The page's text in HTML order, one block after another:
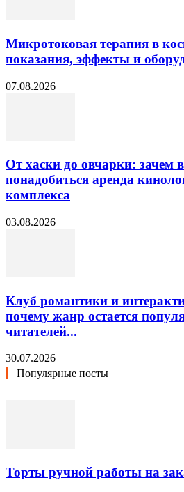
Микротоковая терапия в
показания, эффекты и
07.08.2026
От хаски до овчарки: зачем
понадобиться аренда
комплекса
03.08.2026
Клуб романтики и
почему жанр остается
читателей...
30.07.2026
Популярные посты
Торты ручной работы на